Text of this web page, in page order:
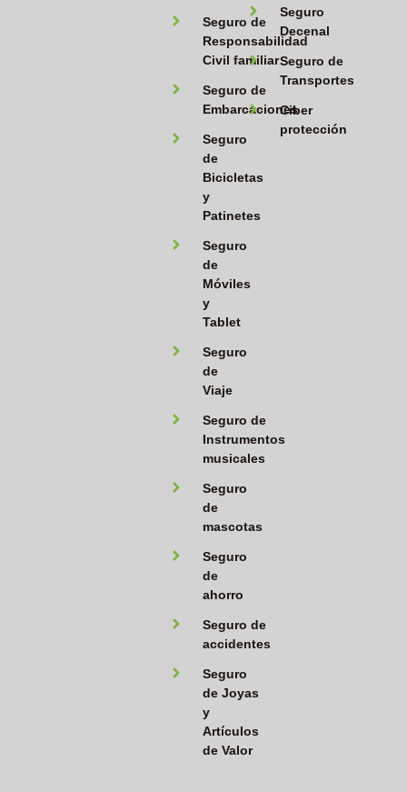
Seguro de
Responsabilidad
Civil familiar
Seguro de
Embarcaciones
Seguro
de
Bicicletas
y
Patinetes
Seguro
de
Móviles
y
Tablet
Seguro
de
Viaje
Seguro de
Instrumentos
musicales
Seguro
de
mascotas
Seguro
de
ahorro
Seguro de
accidentes
Seguro
de Joyas
y
Artículos
de Valor
Seguro
Decenal
Seguro de
Transportes
Ciber
protección